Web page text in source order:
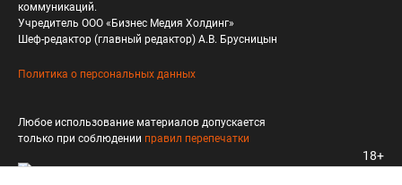
коммуникаций.
Учредитель ООО «Бизнес Медия Холдинг»
Шеф-редактор (главный редактор) А.В. Брусницын
Политика о персональных данных
Любое использование материалов допускается
только при соблюдении правил перепечатки
18+